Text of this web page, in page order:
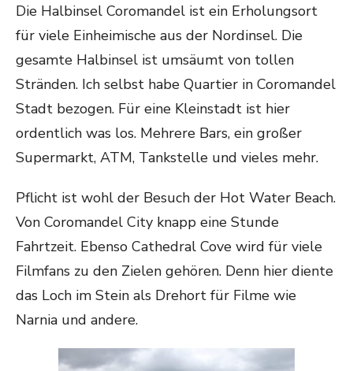
Die Halbinsel Coromandel ist ein Erholungsort
für viele Einheimische aus der Nordinsel. Die
gesamte Halbinsel ist umsäumt von tollen
Stränden. Ich selbst habe Quartier in Coromandel
Stadt bezogen. Für eine Kleinstadt ist hier
ordentlich was los. Mehrere Bars, ein großer
Supermarkt, ATM, Tankstelle und vieles mehr.
Pflicht ist wohl der Besuch der Hot Water Beach.
Von Coromandel City knapp eine Stunde
Fahrtzeit. Ebenso Cathedral Cove wird für viele
Filmfans zu den Zielen gehören. Denn hier diente
das Loch im Stein als Drehort für Filme wie
Narnia und andere.